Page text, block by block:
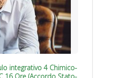
integrativo 4 Chimico-